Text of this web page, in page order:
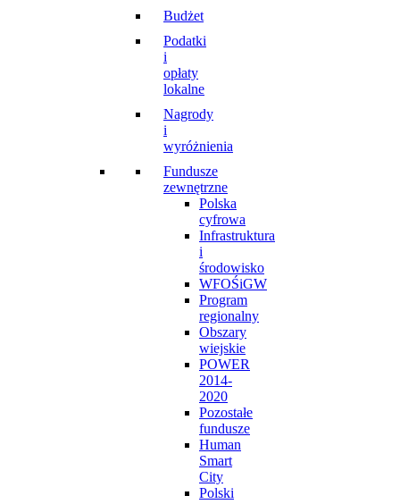
Budżet
Podatki
i
opłaty
lokalne
Nagrody
i
wyróżnienia
Fundusze
zewnętrzne
Polska
cyfrowa
Infrastruktura
i
środowisko
WFOŚiGW
Program
regionalny
Obszary
wiejskie
POWER
2014-
2020
Pozostałe
fundusze
Human
Smart
City
Polski